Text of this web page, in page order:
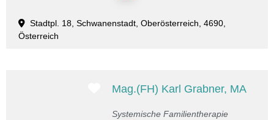
Stadtpl. 18, Schwanenstadt, Oberösterreich, 4690,
Österreich
Favorit
Mag.(FH) Karl Grabner, MA
Systemische Familientherapie